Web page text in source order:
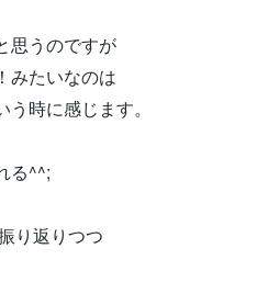
思うのですが
みたいなのは
時に感じます。
る^^;
り返りつつ